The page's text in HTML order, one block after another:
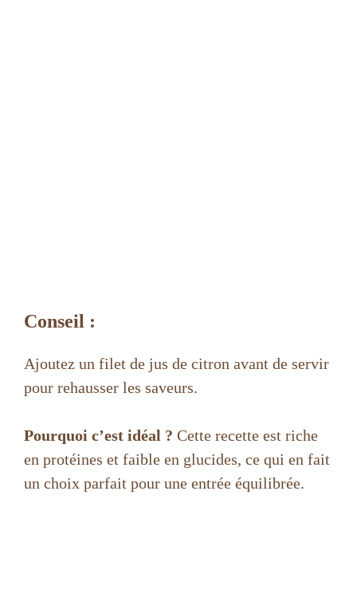
Conseil :
Ajoutez un filet de jus de citron avant de servir
pour rehausser les saveurs.
Pourquoi c’est idéal ? Cette recette est riche
en protéines et faible en glucides, ce qui en fait
un choix parfait pour une entrée équilibrée.